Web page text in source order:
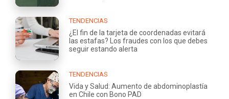
TENDENCIAS
¿El fin de la tarjeta de coordenadas evitará
las estafas? Los fraudes con los que debes
seguir estando alerta
TENDENCIAS
Vida y Salud: Aumento de abdominoplastía
en Chile con Bono PAD